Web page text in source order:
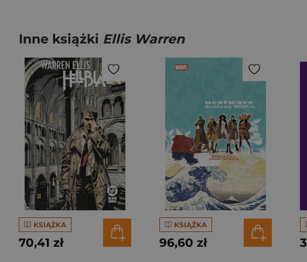
Inne książki Ellis Warren
KSIĄŻKA
70,41 zł
KSIĄŻKA
96,60 zł